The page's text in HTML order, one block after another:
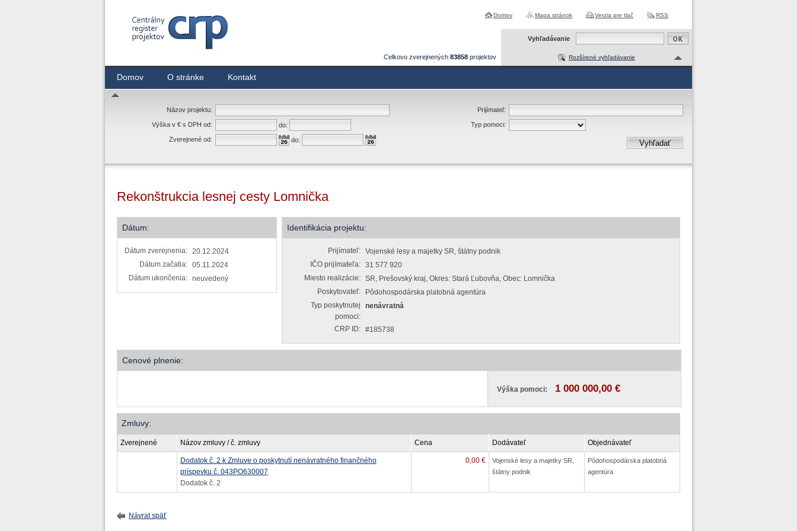
Domov Mapa stránok Verzia pre tlač RSS
Celkovo zverejnených 83858 projektov
Domov O stránke Kontakt
Vyhľadávanie
Rozšírené vyhľadávanie
Názov projektu:
Výška v € s DPH od:
do:
Zverejnené od:
do:
Prijímateľ:
Typ pomoci:
Vyhľadať
Rekonštrukcia lesnej cesty Lomnička
Dátum:
Dátum zverejnenia: 20.12.2024
Dátum začatia: 05.11.2024
Dátum ukončenia: neuvedený
Identifikácia projektu:
Prijímateľ: Vojenské lesy a majetky SR, štátny podnik
IČO prijímateľa: 31 577 920
Miesto realizácie: SR, Prešovský kraj, Okres: Stará Ľubovňa, Obec: Lomnička
Poskytovateľ:
Pôdohospodárska platobná agentúra
Typ poskytnutej
pomoci:
nenávratná
CRP ID: #185738
Cenové plnenie:
Výška pomoci: 1 000 000,00 €
Zmluvy:
Zverejnené Názov zmluvy / č. zmluvy Cena Dodávateľ Objednávateľ
Dodatok č. 2 k Zmluve o poskytnutí nenávratného finančného
príspevku č. 043PO630007
Dodatok č. 2
0,00 €
Vojenské lesy a majetky SR,
štátny podnik
Pôdohospodárska platobná
agentúra
Návrat späť